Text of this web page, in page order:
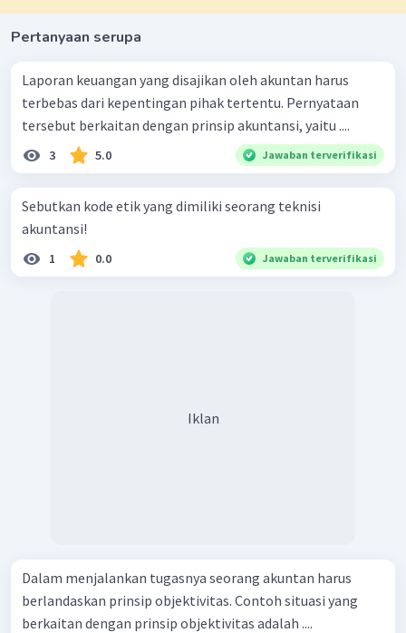
Pertanyaan serupa
Laporan keuangan yang disajikan oleh akuntan harus
terbebas dari kepentingan pihak tertentu. Pernyataan
tersebut berkaitan dengan prinsip akuntansi, yaitu ....
3 5.0 Jawaban terverifikasi
Sebutkan kode etik yang dimiliki seorang teknisi
akuntansi!
1 0.0 Jawaban terverifikasi
Iklan
Dalam menjalankan tugasnya seorang akuntan harus
berlandaskan prinsip objektivitas. Contoh situasi yang
berkaitan dengan prinsip objektivitas adalah ....